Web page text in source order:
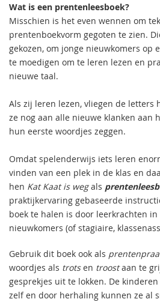
Wat is een prentenleesboek?
Misschien is het even wennen om
prentenboekvorm gegoten te zien.
gekozen, om jonge nieuwkomers op
te moedigen om te leren lezen en
nieuwe taal.
Als zij leren lezen, vliegen de letters
ze nog aan alle nieuwe klanken aan
hun eerste woordjes zeggen.
Omdat spelenderwijs iets leren
vinden van een plek in de klas en
hen Kat Kaat is wegals
praktijkervaring gebaseerde
boek te halen is door leerkrachten
nieuwkomers (of stagiaire,
Gebruik dit boek ook als
woordjes als trotsen troostaan te
gesprekjes uit te lokken. De
zelf en door herhaling kunnen ze al